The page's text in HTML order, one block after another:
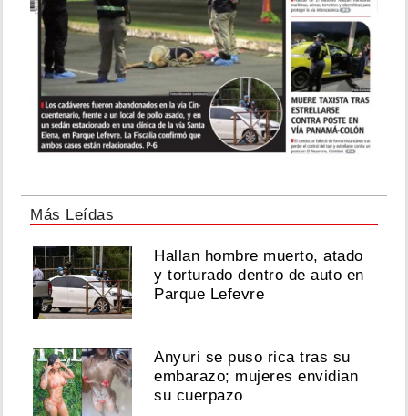
Más Leídas
Hallan hombre muerto, atado
y torturado dentro de auto en
Parque Lefevre
Anyuri se puso rica tras su
embarazo; mujeres envidian
su cuerpazo